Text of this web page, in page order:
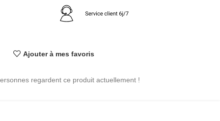
Ajouter à mes favoris
regardent ce produit actuellement !